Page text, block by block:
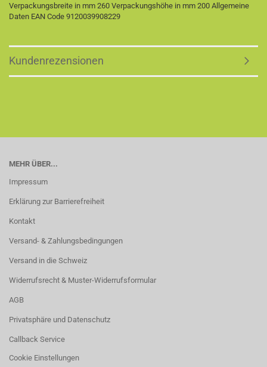
Verpackungsbreite in mm 260 Verpackungshöhe in mm 200 Allgemeine
Daten EAN Code 9120039908229
Kundenrezensionen
MEHR ÜBER...
Impressum
Erklärung zur Barrierefreiheit
Kontakt
Versand- & Zahlungsbedingungen
Versand in die Schweiz
Widerrufsrecht & Muster-Widerrufsformular
AGB
Privatsphäre und Datenschutz
Callback Service
Cookie Einstellungen